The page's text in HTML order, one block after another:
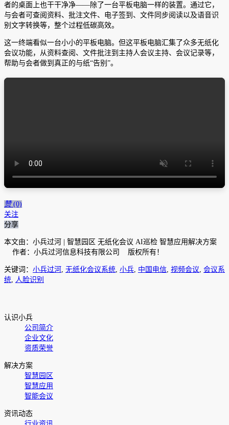
者的桌面上也干干净净——除了一台平板电脑一样的装置。通过它，
与会者可查阅资料、批注文件、电子签到、文件同步阅读以及语音识
别文字转换等，整个过程低碳高效。
这一终端看似一台小小的平板电脑。但这平板电脑汇集了众多无纸化
会议功能，从资料查阅、文件批注到主持人会议主持、会议记录等，
帮助与会者做到真正的与纸“告别”。
赞 (0)
关注
分享
本文由：小兵过河 | 智慧园区 无纸化会议 AI巡检 智慧应用解决方案
作者：小兵过河信息科技有限公司 版权所有！
关键词： 小兵过河 无纸化会议系统 小兵 中国电信 视频会议 会议系
统
人脸识别
认识小兵
公司简介
企业文化
资质荣誉
解决方案
智慧园区
智慧应用
智能会议
资讯动态